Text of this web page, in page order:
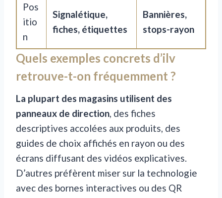
Pos
itio
n
Signalétique,
fiches, étiquettes
Bannières,
stops-rayon
Quels exemples concrets d’ilv
retrouve-t-on fréquemment ?
La plupart des magasins utilisent des
panneaux de direction, des fiches
descriptives accolées aux produits, des
guides de choix affichés en rayon ou des
écrans diffusant des vidéos explicatives.
D’autres préfèrent miser sur la technologie
avec des bornes interactives ou des QR